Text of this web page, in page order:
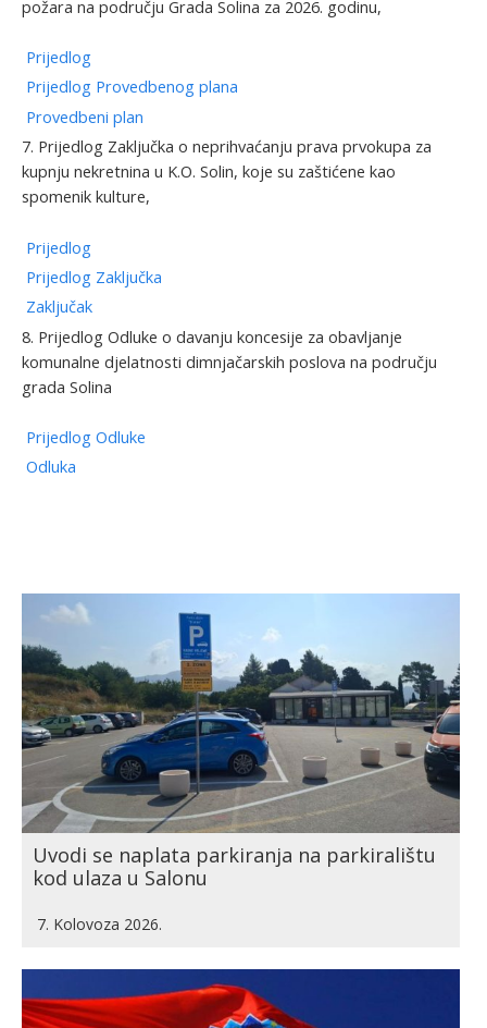
požara na području Grada Solina za 2026. godinu,
Prijedlog
Prijedlog Provedbenog plana
Provedbeni plan
7. Prijedlog Zaključka o neprihvaćanju prava prvokupa za
kupnju nekretnina u K.O. Solin, koje su zaštićene kao
spomenik kulture,
Prijedlog
Prijedlog Zaključka
Zaključak
8. Prijedlog Odluke o davanju koncesije za obavljanje
komunalne djelatnosti dimnjačarskih poslova na području
grada Solina
Prijedlog Odluke
Odluka
Uvodi se naplata parkiranja na parkiralištu
kod ulaza u Salonu
7. Kolovoza 2026.